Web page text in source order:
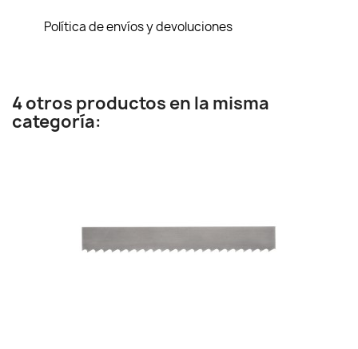
Política de envíos y devoluciones
4 otros productos en la misma
categoría: